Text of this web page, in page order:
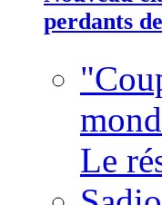
perdants
Le